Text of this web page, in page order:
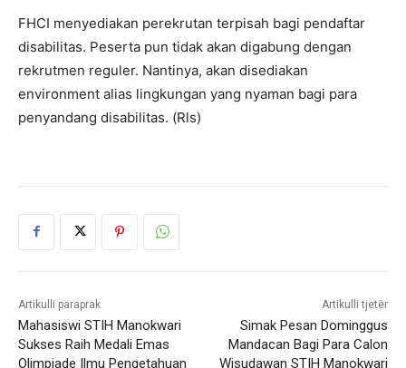
FHCI menyediakan perekrutan terpisah bagi pendaftar
disabilitas. Peserta pun tidak akan digabung dengan
rekrutmen reguler. Nantinya, akan disediakan
environment alias lingkungan yang nyaman bagi para
penyandang disabilitas. (Rls)
Artikulli paraprak
Mahasiswi STIH Manokwari
Sukses Raih Medali Emas
Olimpiade Ilmu Pengetahuan
Artikulli tjetër
Simak Pesan Dominggus
Mandacan Bagi Para Calon
Wisudawan STIH Manokwari